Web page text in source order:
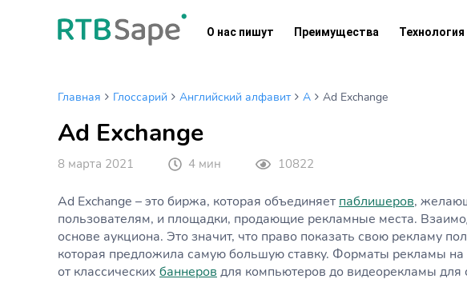
О нас пишут Преимущества Технология
Главная Глоссарий Английский алфавит A Ad Exchange
Ad Exchange
8 марта 2021 4 мин 10822
Ad Exchange – это биржа, которая объединяет паблишеров,
пользователям, и площадки, продающие рекламные места.
основе аукциона. Это значит, что право показать свою рекламу
которая предложила самую большую ставку. Форматы рекламы
от классических баннеров для компьютеров до видеорекламы для